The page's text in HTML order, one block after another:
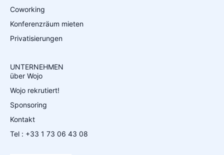
Coworking
Konferenzräum mieten
Privatisierungen
UNTERNEHMEN
über Wojo
Wojo rekrutiert!
Sponsoring
Kontakt
Tel : +33 1 73 06 43 08
Español